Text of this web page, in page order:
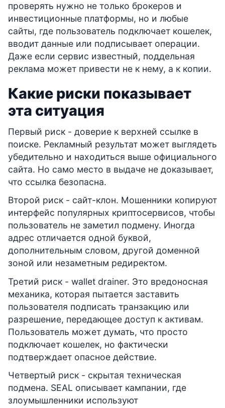
проверять нужно не только брокеров и
инвестиционные платформы, но и любые
сайты, где пользователь подключает кошелек,
вводит данные или подписывает операции.
Даже если сервис известный, поддельная
реклама может привести не к нему, а к копии.
Какие риски показывает
эта ситуация
Первый риск - доверие к верхней ссылке в
поиске. Рекламный результат может выглядеть
убедительно и находиться выше официального
сайта. Но само место в выдаче не доказывает,
что ссылка безопасна.
Второй риск - сайт-клон. Мошенники копируют
интерфейс популярных криптосервисов, чтобы
пользователь не заметил подмену. Иногда
адрес отличается одной буквой,
дополнительным словом, другой доменной
зоной или незаметным редиректом.
Третий риск - wallet drainer. Это вредоносная
механика, которая пытается заставить
пользователя подписать транзакцию или
разрешение, передающее доступ к активам.
Пользователь может думать, что просто
подключает кошелек, но фактически
подтверждает опасное действие.
Четвертый риск - скрытая техническая
подмена. SEAL описывает кампании, где
злоумышленники используют